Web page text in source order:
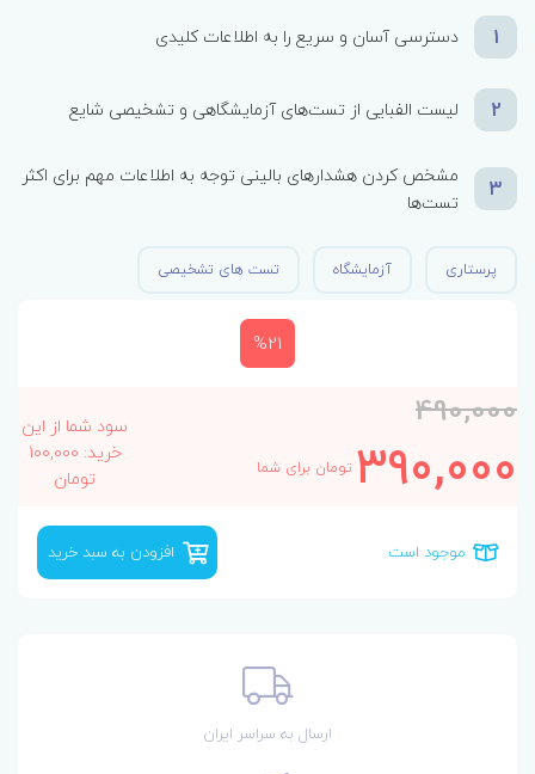
1
دسترسی آسان و سریع را به اطلاعات کلیدی
2 لیست الفبایی از تست‌های آزمایشگاهی و تشخیصی شایع
3
مشخص کردن هشدارهای بالینی توجه به اطلاعات مهم برای اکثر
تست‌ها
پرستاری آزمایشگاه تست های تشخیصی
%21
490,000
390,000تومان برای شما
سود شما از این
خرید: 100,000
تومان
موجود است افزودن به سبد خرید
ارسال به سراسر ایران